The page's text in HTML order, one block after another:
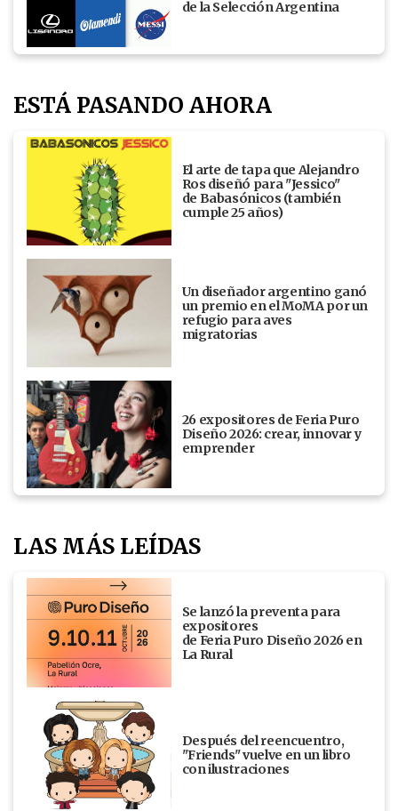
de la Selección Argentina
ESTÁ PASANDO AHORA
El arte de tapa que Alejandro
Ros diseñó para "Jessico"
de Babasónicos (también
cumple 25 años)
Un diseñador argentino ganó
un premio en el MoMA por un
refugio para aves
migratorias
26 expositores de Feria Puro
Diseño 2026: crear, innovar y
emprender
LAS MÁS LEÍDAS
Se lanzó la preventa para
expositores
de Feria Puro Diseño 2026 en
La Rural
Después del reencuentro,
"Friends" vuelve en un libro
con ilustraciones